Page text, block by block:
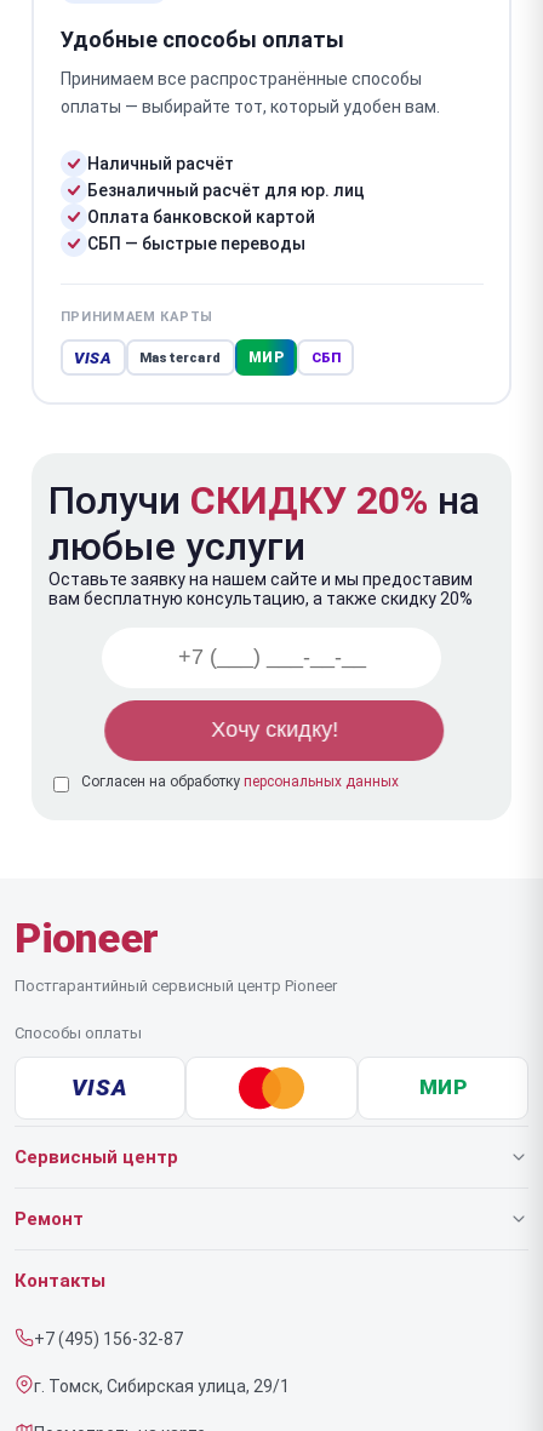
Удобные способы оплаты
Принимаем все распространённые способы
оплаты — выбирайте тот, который удобен вам.
Наличный расчёт
Безналичный расчёт для юр. лиц
Оплата банковской картой
СБП — быстрые переводы
ПРИНИМАЕМ КАРТЫ
VISA Mastercard МИР СБП
Получи СКИДКУ 20% на
любые услуги
Оставьте заявку на нашем сайте и мы предоставим
вам бесплатную консультацию, а также скидку 20%
Согласен на обработку персональных данных
Pioneer
Постгарантийный сервисный центр Pioneer
Способы оплаты
VISA МИР
Сервисный центр
О нашем сервисе
Срочный ремонт
Доставка и способы оплаты
Ремонт
Роботов-пылесосов
Контакты
+7 (495) 156-32-87
г. Томск, Сибирская улица, 29/1